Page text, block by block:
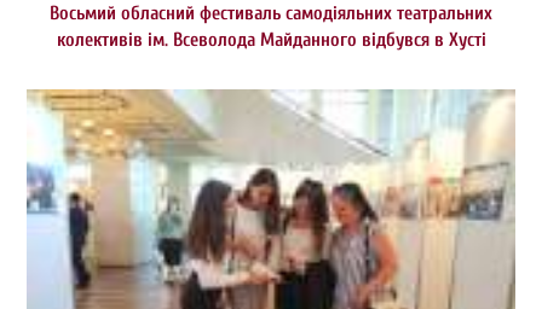
Восьмий обласний фестиваль самодіяльних театральних
колективів ім. Всеволода Майданного відбувся в Хусті